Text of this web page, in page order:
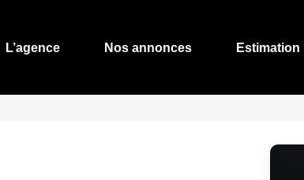
L’agence Nos annonces Estimation